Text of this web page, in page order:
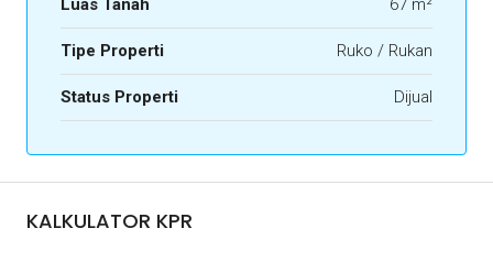
Luas Tanah 67 m²
Tipe Properti Ruko / Rukan
Status Properti Dijual
KALKULATOR KPR